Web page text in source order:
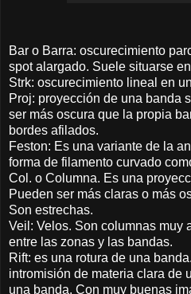
Bar o Barra: oscurecimiento
spot alargado. Suele situarse
Strk: oscurecimiento lineal en
Proj: proyección de una banda
ser más oscura que la propia
bordes afilados.
Feston: Es una variante de la
forma de filamento curvado
Col. o Columna. Es una
Pueden ser más claras o más
Son estrechas.
Veil: Velos. Son columnas muy
entre las zonas y las bandas.
Rift: es una rotura de una
intromisión de materia clara de
una banda. Con muy buenas